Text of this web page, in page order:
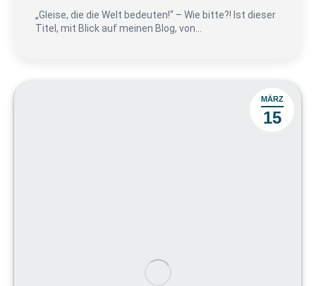
„Gleise, die die Welt bedeuten!“ – Wie bitte?! Ist dieser
Titel, mit Blick auf meinen Blog, von…
MÄRZ
15